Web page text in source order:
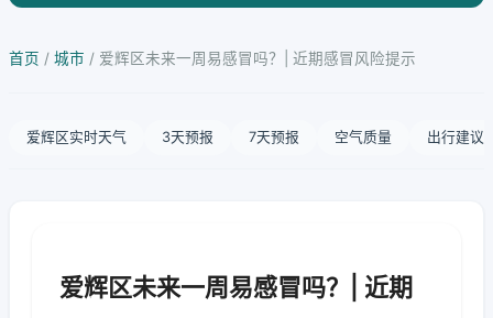
首页 / 城市 / 爱辉区未来一周易感冒吗？| 近期感冒风险提示
爱辉区实时天气 3天预报 7天预报 空气质量 出行建议
爱辉区未来一周易感冒吗？| 近期